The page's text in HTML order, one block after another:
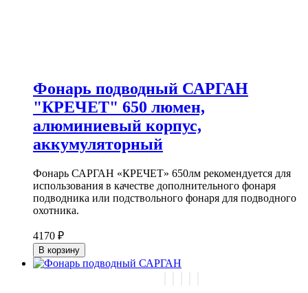
Фонарь подводный САРГАН
"КРЕЧЕТ" 650 люмен,
алюминиевый корпус,
аккумуляторный
Фонарь САРГАН «КРЕЧЕТ» 650лм рекомендуется для
использования в качестве дополнительного фонаря
подводника или подствольного фонаря для подводного
охотника.
4170 ₽
В корзину